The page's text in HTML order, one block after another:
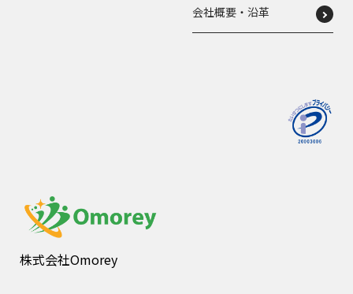
株式会社Omorey
会社概要・沿革